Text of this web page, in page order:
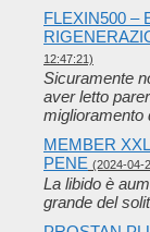
FLEXIN500 –
12:47:21)
Sicuramente
aver letto
miglioramento
MEMBER
PENE (2024-04-
La libido è
grande del